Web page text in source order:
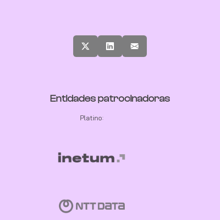
Entidades patrocinadoras
Platino: